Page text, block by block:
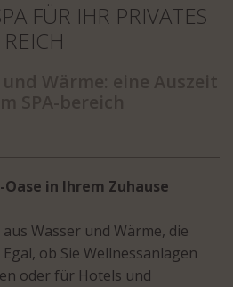
FÜR IHR PRIVATES
REICH
in Ihrem Zuhause
Wasser und Wärme, die
ob Sie Wellnessanlagen
oder für Hotels und